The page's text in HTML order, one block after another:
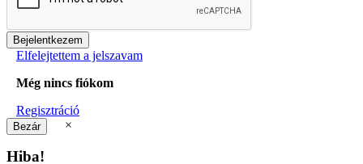
Elfelejtettem a jelszavam
Még nincs fiókom
Regisztráció
×
Hiba!